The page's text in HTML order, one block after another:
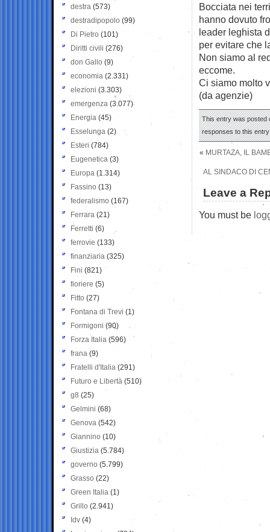
Bocciata nei
hanno dovuto
leader leghista
per evitare che
Non siamo al
eccome.
Ci siamo molto
(da agenzie)
This entry was posted
responses to this
« MURTAZA, IL
AL SINDACO DI
Leave a
You must be
destra (573)
destradipopolo (99)
Di Pietro (101)
Diritti civili (276)
don Gallo (9)
economia (2.331)
elezioni (3.303)
emergenza (3.077)
Energia (45)
Esselunga (2)
Esteri (784)
Eugenetica (3)
Europa (1.314)
Fassino (13)
federalismo (167)
Ferrara (21)
Ferretti (6)
ferrovie (133)
finanziaria (325)
Fini (821)
fioriere (5)
Fitto (27)
Fontana di Trevi (1)
Formigoni (90)
Forza Italia (596)
frana (9)
Fratelli d'Italia (291)
Futuro e Libertà (510)
g8 (25)
Gelmini (68)
Genova (542)
Giannino (10)
Giustizia (5.784)
governo (5.799)
Grasso (22)
Green Italia (1)
Grillo (2.941)
Idv (4)